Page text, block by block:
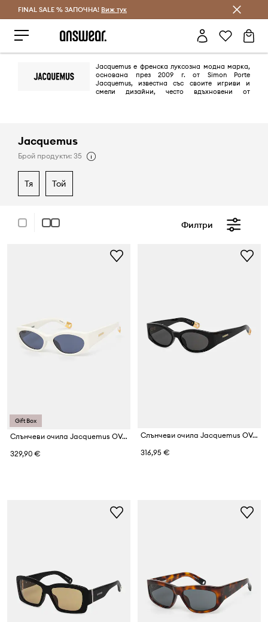
Спестявай с Answear Club
FINAL SALE % ЗАПОЧНА! Виж тук
Jacquemus е френска луксозна модна марка,
основана през 2009 г. от Simon Porte
Jacquemus, известна със своите игриви и
смели дизайни, често вдъхновени от
както и аксесоари, обувки и бижута.
Jacquemus
Брой продукти: 35
тя той
Филтри
Gift Box
Слънчеви очила Jacquemus OVALO
329,90 €
Слънчеви очила Jacquemus OVALO
316,95 €